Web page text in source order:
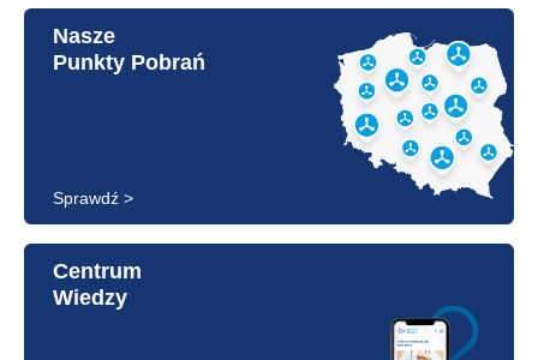
Nasze
Punkty Pobrań
Sprawdź >
Centrum
Wiedzy